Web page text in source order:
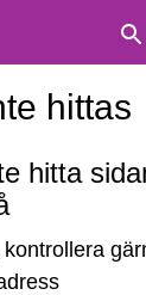
hittas
hitta